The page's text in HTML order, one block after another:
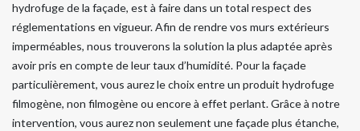
hydrofuge de la façade, est à faire dans un total respect des
réglementations en vigueur. Afin de rendre vos murs extérieurs
imperméables, nous trouverons la solution la plus adaptée après
avoir pris en compte de leur taux d’humidité. Pour la façade
particulièrement, vous aurez le choix entre un produit hydrofuge
filmogène, non filmogène ou encore à effet perlant. Grâce à notre
intervention, vous aurez non seulement une façade plus étanche,